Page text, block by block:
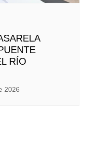
RÍO
2026